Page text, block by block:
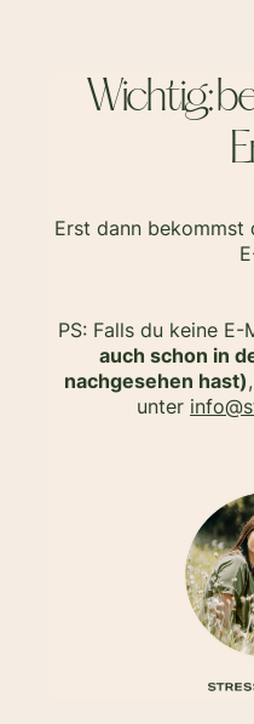
Wichtig:
Erst dann
PS: Falls du keine
auch schon in
nachgesehen hast)
unter